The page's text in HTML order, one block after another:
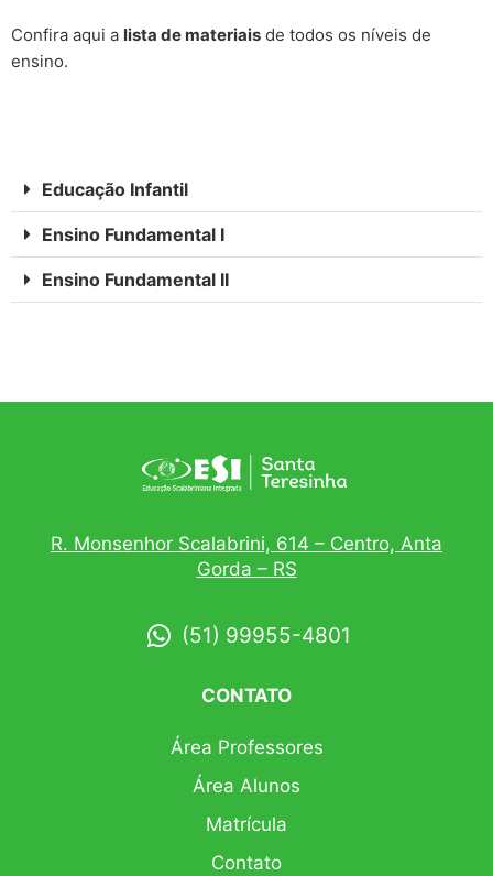
Confira aqui a lista de materiais de todos os níveis de
ensino.
Educação Infantil
Ensino Fundamental I
Ensino Fundamental II
R. Monsenhor Scalabrini, 614 – Centro, Anta
Gorda – RS
(51) 99955-4801
CONTATO
Área Professores
Área Alunos
Matrícula
Contato